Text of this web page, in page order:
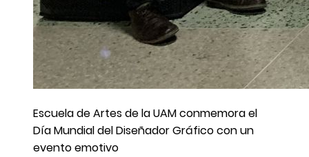
Escuela de Artes de la UAM conmemora el
Día Mundial del Diseñador Gráfico con un
evento emotivo